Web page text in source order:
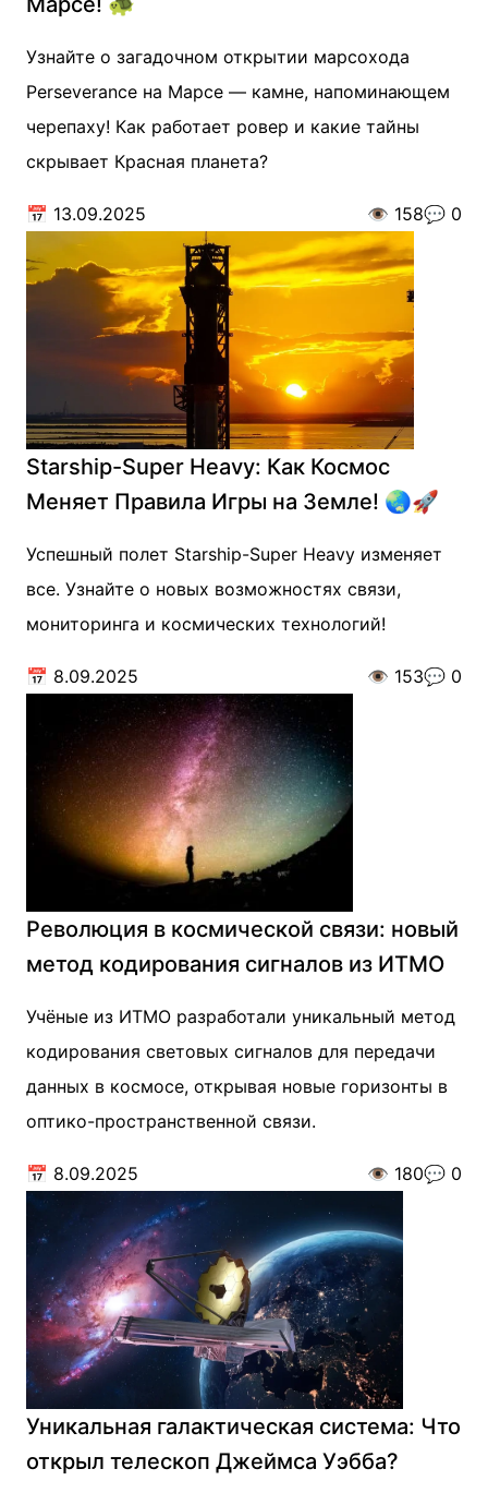
Узнайте о загадочном открытии марсохода
Perseverance на Марсе — камне, напоминающем
черепаху! Как работает ровер и какие тайны
скрывает Красная планета?
📅 13.09.2025 👁️ 158💬 0
Starship-Super Heavy: Как Космос
Меняет Правила Игры на Земле! 🌏🚀
Успешный полет Starship-Super Heavy изменяет
все. Узнайте о новых возможностях связи,
мониторинга и космических технологий!
📅 8.09.2025 👁️ 153💬 0
Революция в космической связи: новый
метод кодирования сигналов из ИТМО
Учёные из ИТМО разработали уникальный метод
кодирования световых сигналов для передачи
данных в космосе, открывая новые горизонты в
оптико-пространственной связи.
📅 8.09.2025 👁️ 180💬 0
Уникальная галактическая система: Что
открыл телескоп Джеймса Уэбба?